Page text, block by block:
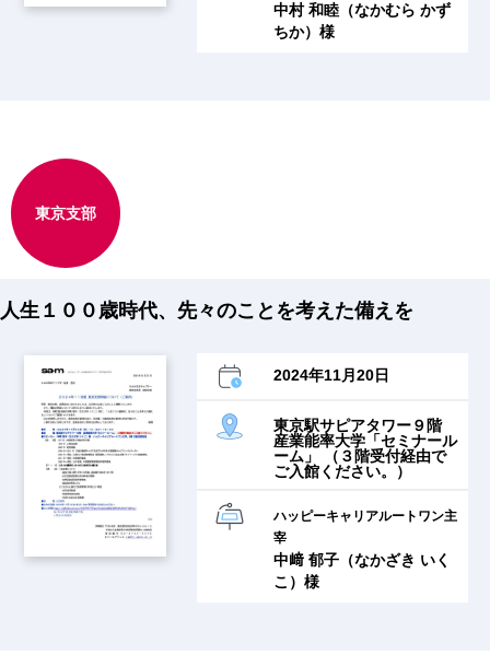
中村 和睦（なかむら かず
ちか）様
東京支部
人生１００歳時代、先々のことを考えた備えを
2024年11月20日
東京駅サピアタワー９階
産業能率大学「セミナール
ーム」 （３階受付経由で
ご入館ください。）
ハッピーキャリアルートワン主
宰
中﨑 郁子（なかざき いく
こ）様